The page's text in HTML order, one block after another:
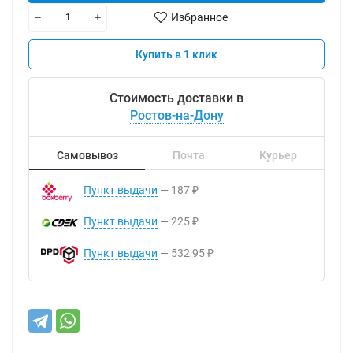
Избранное
Купить в 1 клик
Стоимость доставки в
Ростов-на-Дону
Самовывоз Почта Курьер
Пункт выдачи 187 ₽
Пункт выдачи 225 ₽
Пункт выдачи 532,95 ₽